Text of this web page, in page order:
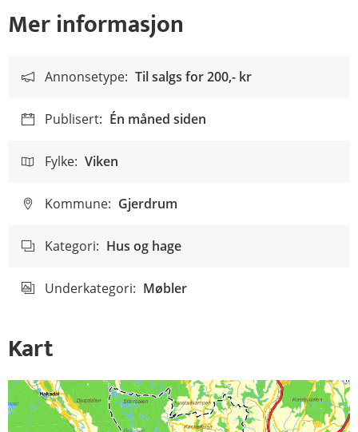
Mer informasjon
Annonsetype: Til salgs for200,- kr
Publisert: Én måned siden
Fylke: Viken
Kommune: Gjerdrum
Kategori: Hus og hage
Underkategori: Møbler
Kart